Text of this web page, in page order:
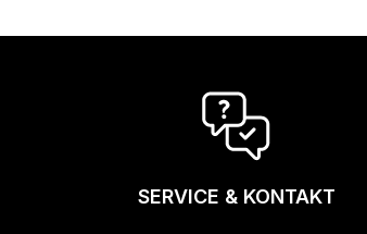
SERVICE & KONTAKT